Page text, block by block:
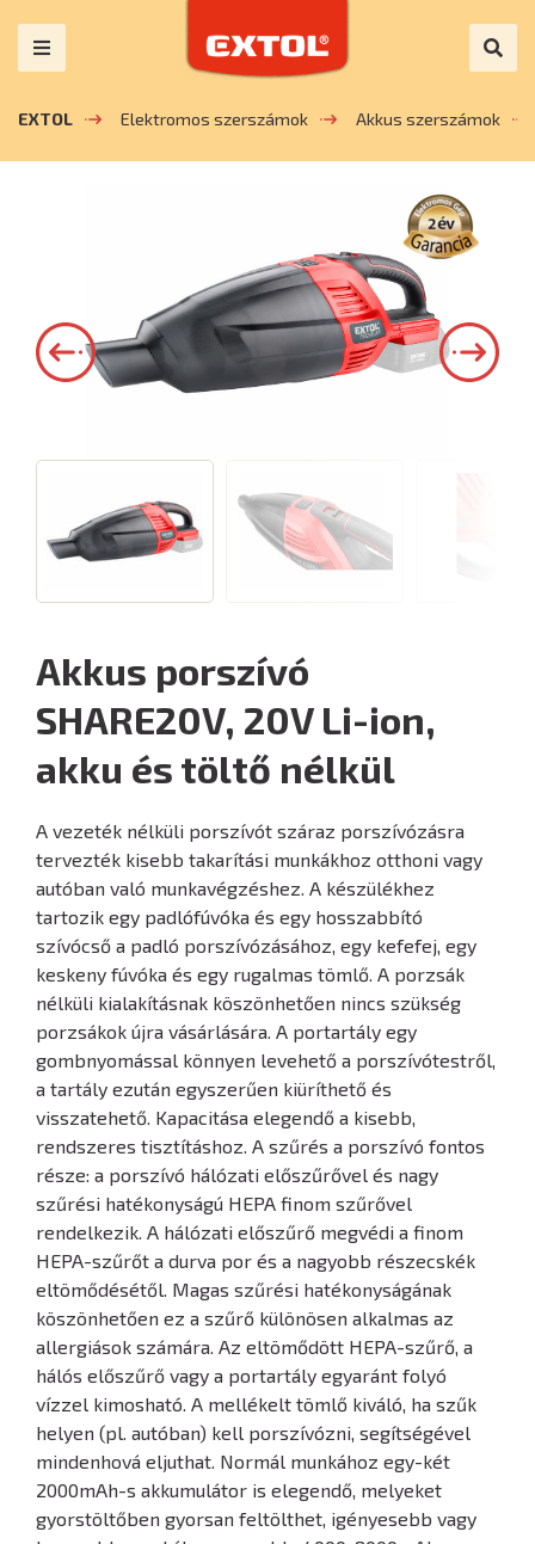
EXTOL Elektromos szerszámok Akkus szerszámok
Akkus porszívó
SHARE20V, 20V Li-ion,
akku és töltő nélkül
A vezeték nélküli porszívót száraz porszívózásra
tervezték kisebb takarítási munkákhoz otthoni vagy
autóban való munkavégzéshez. A készülékhez
tartozik egy padlófúvóka és egy hosszabbító
szívócső a padló porszívózásához, egy kefefej, egy
keskeny fúvóka és egy rugalmas tömlő. A porzsák
nélküli kialakításnak köszönhetően nincs szükség
porzsákok újra vásárlására. A portartály egy
gombnyomással könnyen levehető a porszívótestről,
a tartály ezután egyszerűen kiüríthető és
visszatehető. Kapacitása elegendő a kisebb,
rendszeres tisztításhoz. A szűrés a porszívó fontos
része: a porszívó hálózati előszűrővel és nagy
szűrési hatékonyságú HEPA finom szűrővel
rendelkezik. A hálózati előszűrő megvédi a finom
HEPA-szűrőt a durva por és a nagyobb részecskék
eltömődésétől. Magas szűrési hatékonyságának
köszönhetően ez a szűrő különösen alkalmas az
allergiások számára. Az eltömődött HEPA-szűrő, a
hálós előszűrő vagy a portartály egyaránt folyó
vízzel kimosható. A mellékelt tömlő kiváló, ha szűk
helyen (pl. autóban) kell porszívózni, segítségével
mindenhová eljuthat. Normál munkához egy-két
2000mAh-s akkumulátor is elegendő, melyeket
gyorstöltőben gyorsan feltölthet, igényesebb vagy